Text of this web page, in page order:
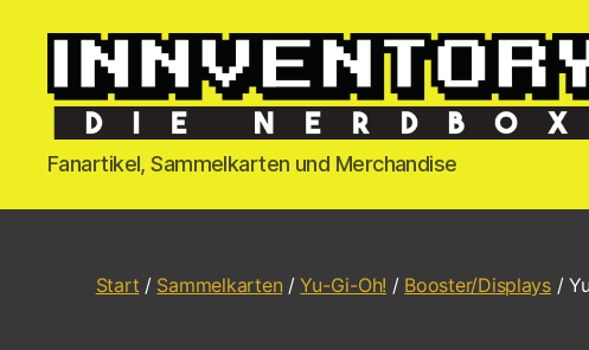
Fanartikel, Sammelkarten und Merchandise
Start / Sammelkarten /Yu-Gi-Oh! / Booster/Displays/